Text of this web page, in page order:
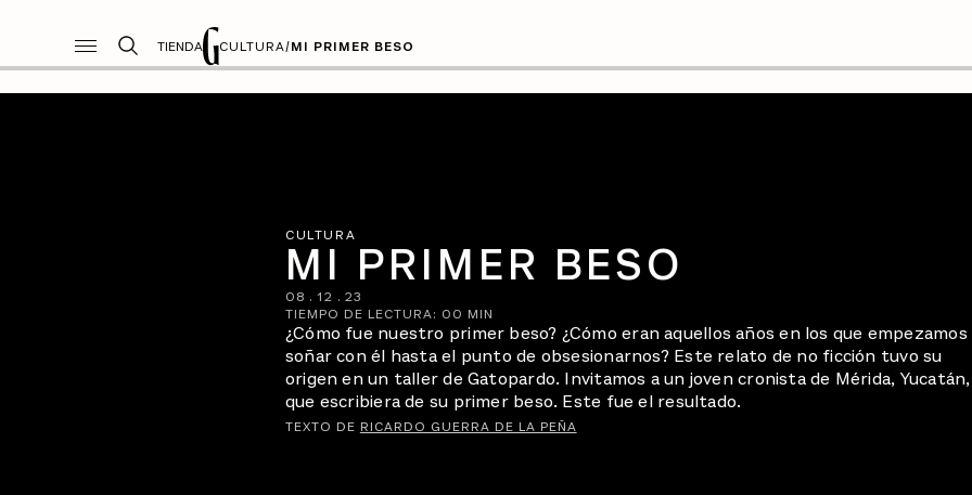
TIENDA CULTURA/MI PRIMER BESO
CULTURA
MI PRIMER BESO
08 . 12 . 23
TIEMPO DE LECTURA: 00 MIN
¿Cómo fue nuestro primer beso? ¿Cómo eran aquellos años en los que empezamos
soñar con él hasta el punto de obsesionarnos? Este relato de no ficción tuvo su
origen en un taller de Gatopardo. Invitamos a un joven cronista de Mérida,
que escribiera de su primer beso. Este fue el resultado.
TEXTO DE RICARDO GUERRA DE LA PEÑA